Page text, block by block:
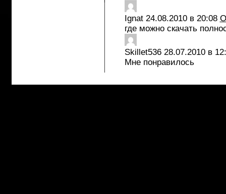
Ignat 24.08.2010 в 20:08
где можно скачать
Skillet536 28.07.2010 в
Мне понравилось